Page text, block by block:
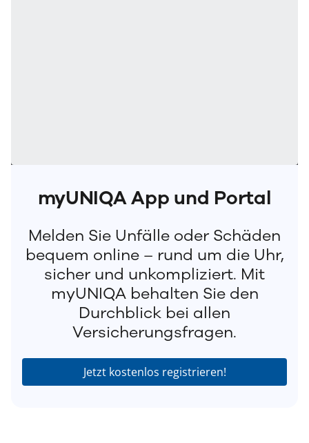
myUNIQA App und Portal
Melden Sie Unfälle oder Schäden
bequem online – rund um die Uhr,
sicher und unkompliziert. Mit
myUNIQA behalten Sie den
Durchblick bei allen
Versicherungsfragen.
Jetzt kostenlos registrieren!